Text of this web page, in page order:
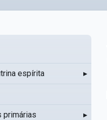
espírita ▸
primárias ▸